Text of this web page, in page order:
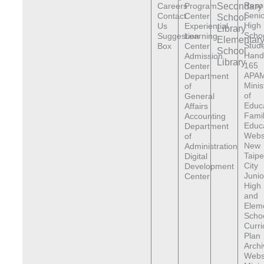
Careers
Contact
Us
Suggestion
Box
Program
Center
Experiential
Learning
Center
Admission
Center
Department
of
General
Affairs
Accounting
Department
of
Administration
Digital
Development
Center
Secondary
School
Library
Elementary
School
Library
High
165
of
New
City
High
and
Plan